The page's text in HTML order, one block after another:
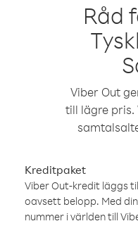
Råd
Viber Out
till lägre pris.
Kreditpaket
Viber Out-kredit läggs
oavsett belopp. Med
nummer i världen till